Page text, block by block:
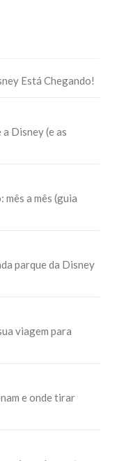
Está Chegando!
Disney (e as
a mês (guia
parque da Disney
viagem para
e onde tirar